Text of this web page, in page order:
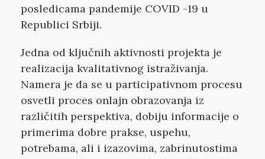
posledicama pandemije COVID -19 u
Republici Srbiji.
Jedna od ključnih aktivnosti projekta je
realizacija kvalitativnog istraživanja.
Namera je da se u participativnom procesu
osvetli proces onlajn obrazovanja iz
različitih perspektiva, dobiju informacije o
primerima dobre prakse, uspehu,
potrebama, ali i izazovima, zabrinutostima